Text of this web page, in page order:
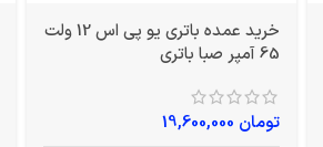
خرید عمده باتری یو پی اس 12 ولت
65 آمپر صبا باتری
تومان